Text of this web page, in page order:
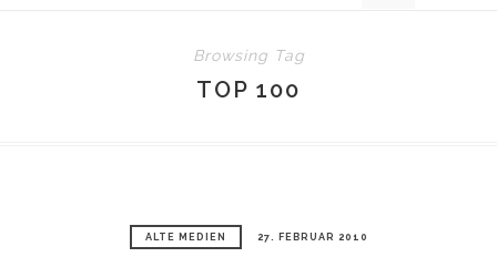
Browsing Tag
TOP 100
ALTE MEDIEN 27. FEBRUAR 2010